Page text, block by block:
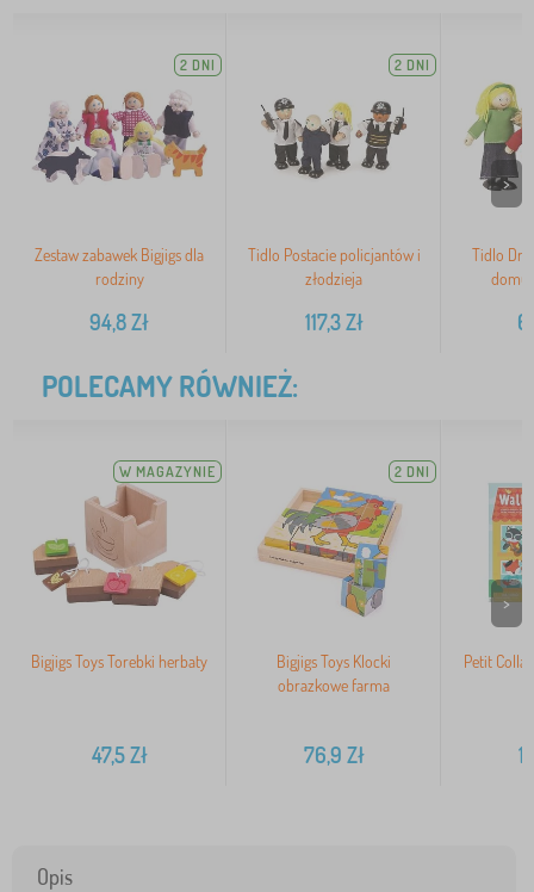
2 DNI
Zestaw zabawek Bigjigs dla
rodziny
94,8Zł
2 DNI
Tidlo Postacie policjantów i
złodzieja
117,3Zł
Tidlo
domu
>
POLECAMY RÓWNIEŻ:
W MAGAZYNIE
Bigjigs Toys Torebki herbaty
47,5Zł
2 DNI
Bigjigs Toys Klocki
obrazkowe farma
76,9 Zł
Petit
>
Opis